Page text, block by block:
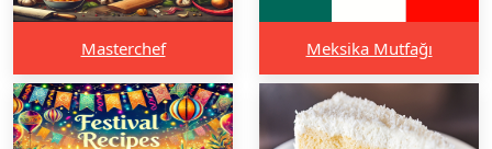
Masterchef Meksika Mutfağı